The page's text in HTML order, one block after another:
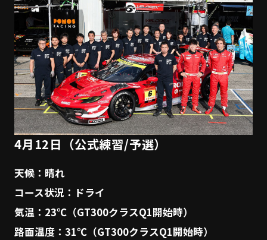
4月12日（公式練習/予選）
天候：晴れ
コース状況：ドライ
気温：23℃（GT300クラスQ1開始時）
路面温度：31℃（GT300クラスQ1開始時）